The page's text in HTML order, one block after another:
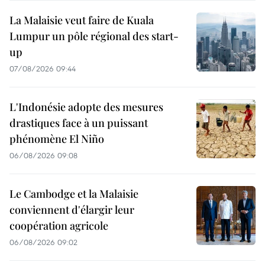
La Malaisie veut faire de Kuala
Lumpur un pôle régional des start-
up
07/08/2026 09:44
L'Indonésie adopte des mesures
drastiques face à un puissant
phénomène El Niño
06/08/2026 09:08
Le Cambodge et la Malaisie
conviennent d'élargir leur
coopération agricole
06/08/2026 09:02